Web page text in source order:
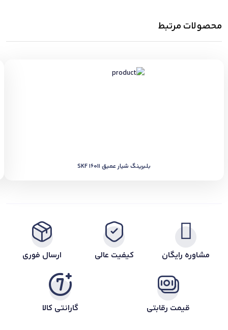
محصولات مرتبط
بلبرینگ شیار عمیق SKF 16011
مشاوره رایگان کیفیت عالی ارسال فوری
قیمت رقابتی گارانتی کالا